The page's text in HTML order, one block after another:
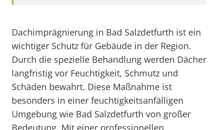
Dachimprägnierung in Bad Salzdetfurth ist ein
wichtiger Schutz für Gebäude in der Region.
Durch die spezielle Behandlung werden Dächer
langfristig vor Feuchtigkeit, Schmutz und
Schäden bewahrt. Diese Maßnahme ist
besonders in einer feuchtigkeitsanfälligen
Umgebung wie Bad Salzdetfurth von großer
Bedeutung. Mit einer professionellen